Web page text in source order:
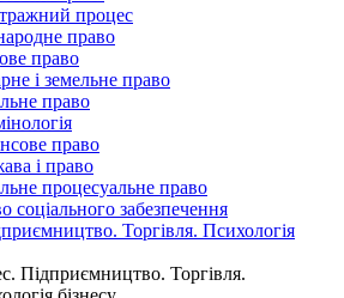
процес
право
право
і земельне право
право
право
і право
процесуальне право
соціального забезпечення
Торгівля. Психологія
Підприємництво. Торгівля.